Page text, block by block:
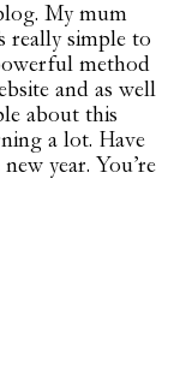
My mum
really simple to
method
and as well
about this
a lot. Have
year. You’re